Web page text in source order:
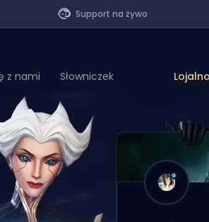
Support na żywo
z nami Słowniczek